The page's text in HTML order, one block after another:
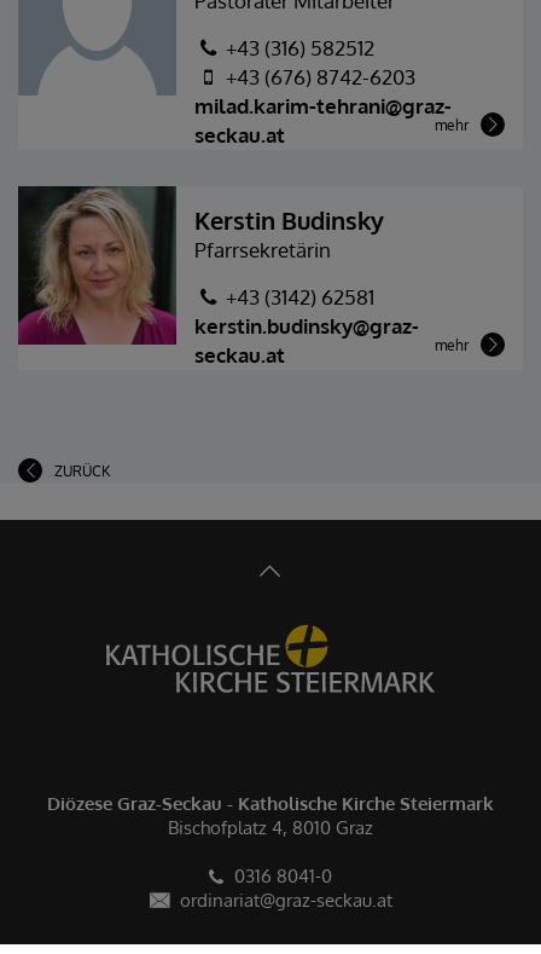
+43 (316) 582512
+43 (676) 8742-6203
milad.karim-tehrani@graz-
seckau.at
mehr
Kerstin Budinsky
Pfarrsekretärin
+43 (3142) 62581
kerstin.budinsky@graz-
seckau.at
mehr
ZURÜCK
Diözese Graz-Seckau - Katholische Kirche Steiermark
Bischofplatz 4, 8010 Graz
0316 8041-0
ordinariat@graz-seckau.at